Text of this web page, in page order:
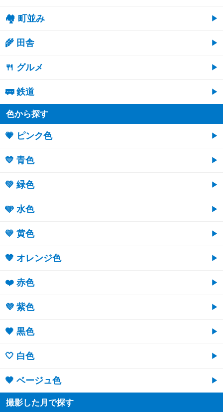
🏘 町並み
🌾 田舎
🍴 グルメ
🚃 鉄道
色から探す
💗 ピンク色
💙 青色
💚 緑色
🩵 水色
💛 黄色
🧡 オレンジ色
❤️ 赤色
💜 紫色
🖤 黒色
🤍 白色
🤎 ベージュ色
撮影した月で探す